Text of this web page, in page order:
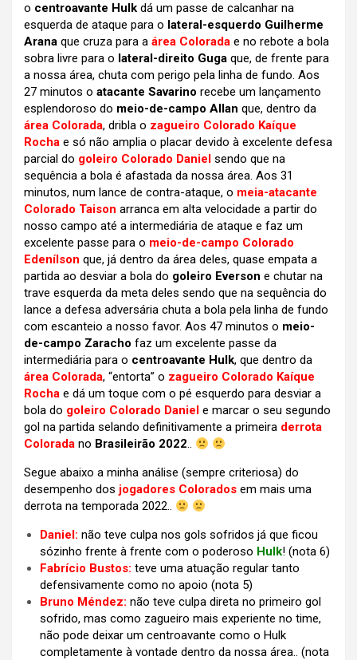
o centroavante Hulk dá um passe de calcanhar na
esquerda de ataque para o lateral-esquerdo Guilherme
Arana que cruza para a área Colorada e no rebote a bola
sobra livre para o lateral-direito Guga que, de frente para
a nossa área, chuta com perigo pela linha de fundo. Aos
27 minutos o atacante Savarino recebe um lançamento
esplendoroso do meio-de-campo Allan que, dentro da
área Colorada, dribla o zagueiro Colorado Kaíque
Rocha e só não amplia o placar devido à excelente defesa
parcial do goleiro Colorado Daniel sendo que na
sequência a bola é afastada da nossa área. Aos 31
minutos, num lance de contra-ataque, o meia-atacante
Colorado Taison arranca em alta velocidade a partir do
nosso campo até a intermediária de ataque e faz um
excelente passe para o meio-de-campo Colorado
Edenílson que, já dentro da área deles, quase empata a
partida ao desviar a bola do goleiro Everson e chutar na
trave esquerda da meta deles sendo que na sequência do
lance a defesa adversária chuta a bola pela linha de fundo
com escanteio a nosso favor. Aos 47 minutos o meio-
de-campo Zaracho faz um excelente passe da
intermediária para o centroavante Hulk, que dentro da
área Colorada, “entorta” o zagueiro Colorado Kaíque
Rocha e dá um toque com o pé esquerdo para desviar a
bola do goleiro Colorado Daniel e marcar o seu segundo
gol na partida selando definitivamente a primeira derrota
Colorada no Brasileirão 2022..
Segue abaixo a minha análise (sempre criteriosa) do
desempenho dos jogadores Colorados em mais uma
derrota na temporada 2022..
Daniel: não teve culpa nos gols sofridos já que ficou
sózinho frente à frente com o poderoso Hulk! (nota 6)
Fabrício Bustos: teve uma atuação regular tanto
defensivamente como no apoio (nota 5)
Bruno Méndez: não teve culpa direta no primeiro gol
sofrido, mas como zagueiro mais experiente no time,
não pode deixar um centroavante como o Hulk
completamente à vontade dentro da nossa área.. (nota